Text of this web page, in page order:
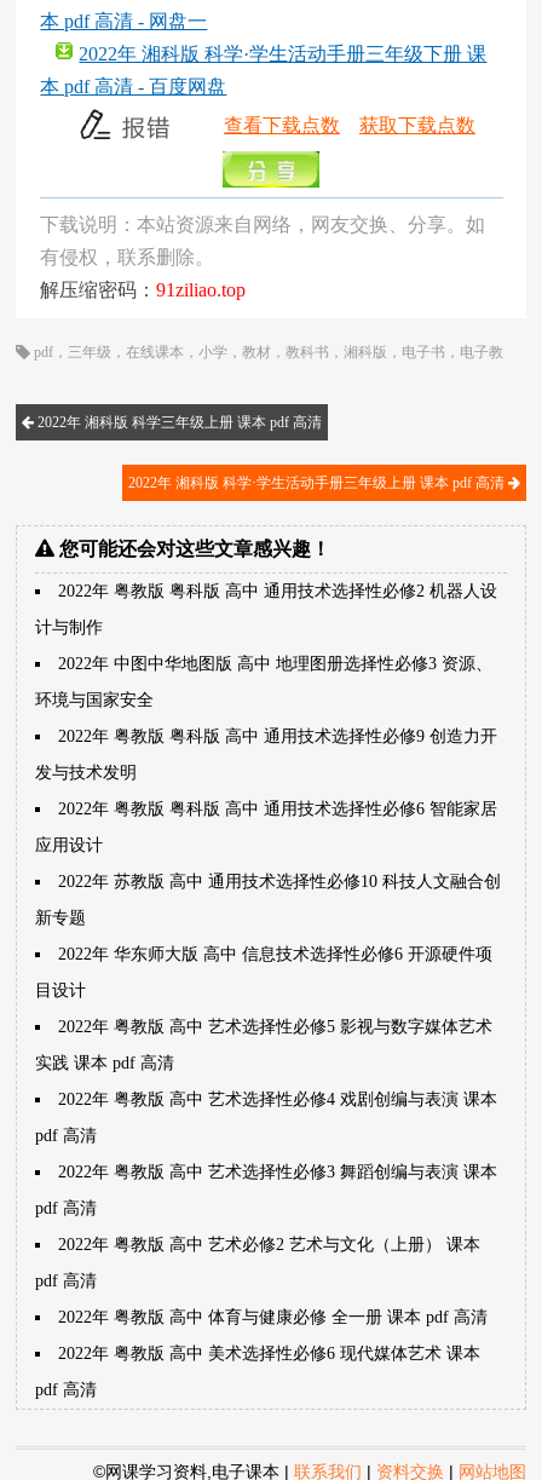
本 pdf 高清 - 网盘一
2022年 湘科版 科学·学生活动手册三年级下册 课
本 pdf 高清 - 百度网盘
查看下载点数
获取下载点数
下载说明：本站资源来自网络，网友交换、分享。如
有侵权，联系删除。
解压缩密码：91ziliao.top
pdf ， 三年级 ，在线课本 ，小学 ，教材 ，教科书 ，湘科版 ， 电子书 ， 电子教
2022年 湘科版 科学三年级上册 课本 pdf 高清
2022年 湘科版 科学·学生活动手册三年级上册 课本 pdf 高清
您可能还会对这些文章感兴趣！
2022年 粤教版 粤科版 高中 通用技术选择性必修2 机器人设
计与制作
2022年 中图中华地图版 高中 地理图册选择性必修3 资源、
环境与国家安全
2022年 粤教版 粤科版 高中 通用技术选择性必修9 创造力开
发与技术发明
2022年 粤教版 粤科版 高中 通用技术选择性必修6 智能家居
应用设计
2022年 苏教版 高中 通用技术选择性必修10 科技人文融合创
新专题
2022年 华东师大版 高中 信息技术选择性必修6 开源硬件项
目设计
2022年 粤教版 高中 艺术选择性必修5 影视与数字媒体艺术
实践 课本 pdf 高清
2022年 粤教版 高中 艺术选择性必修4 戏剧创编与表演 课本
pdf 高清
2022年 粤教版 高中 艺术选择性必修3 舞蹈创编与表演 课本
pdf 高清
2022年 粤教版 高中 艺术必修2 艺术与文化（上册） 课本
pdf 高清
2022年 粤教版 高中 体育与健康必修 全一册 课本 pdf 高清
2022年 粤教版 高中 美术选择性必修6 现代媒体艺术 课本
pdf 高清
©网课学习资料,电子课本 | 联系我们 | 资料交换 | 网站地图